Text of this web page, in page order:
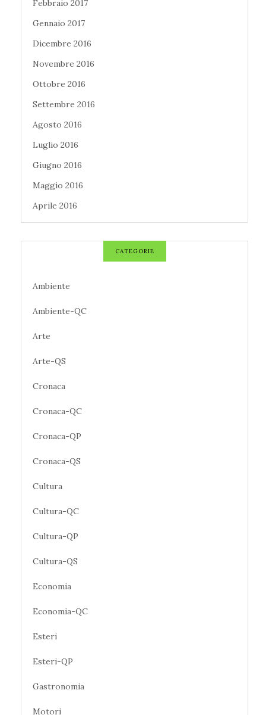
Febbraio 2017
Gennaio 2017
Dicembre 2016
Novembre 2016
Ottobre 2016
Settembre 2016
Agosto 2016
Luglio 2016
Giugno 2016
Maggio 2016
Aprile 2016
CATEGORIE
Ambiente
Ambiente-QC
Arte
Arte-QS
Cronaca
Cronaca-QC
Cronaca-QP
Cronaca-QS
Cultura
Cultura-QC
Cultura-QP
Cultura-QS
Economia
Economia-QC
Esteri
Esteri-QP
Gastronomia
Motori